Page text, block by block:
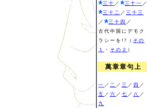
三十 ／ 三十一 ／
三十二 ／ 三十三
／
三十四 ／
古代中国にデモク
ラシーを!?（ その
１
・ その２ ）
萬章章句上
一 ／ 二 ／ 三 ／ 四 ／
五 ／ 六 ／ 七 ／ 八 ／
九